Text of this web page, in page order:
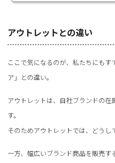
います。当記事では、通販
フプライスストアとアウト
アウトレットとの違い
ここで気になるのが、私たちにも
ア」との違い。
アウトレットは、自社ブランドの
す。
そのためアウトレットでは、どうし
一方、幅広いブランド商品を販売